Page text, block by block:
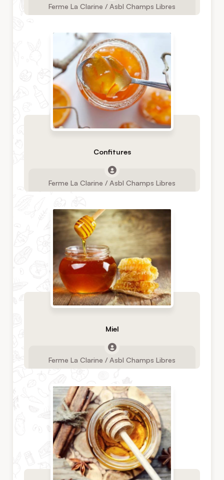
Ferme La Clarine / Asbl Champs Libres
Confitures
Ferme La Clarine / Asbl Champs Libres
Miel
Ferme La Clarine / Asbl Champs Libres